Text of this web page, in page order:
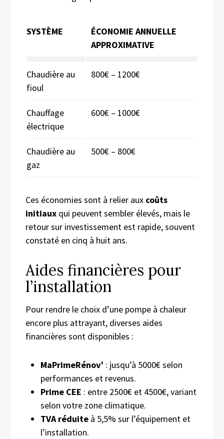
SYSTÈME
ÉCONOMIE ANNUELLE
APPROXIMATIVE
Chaudière au
fioul
800€ – 1200€
Chauffage
électrique
600€ – 1000€
Chaudière au
gaz
500€ – 800€
Ces économies sont à relier aux coûts
initiaux qui peuvent sembler élevés, mais le
retour sur investissement est rapide, souvent
constaté en cinq à huit ans.
Aides financières pour
l’installation
Pour rendre le choix d’une pompe à chaleur
encore plus attrayant, diverses aides
financières sont disponibles :
MaPrimeRénov’ : jusqu’à 5000€ selon
performances et revenus.
Prime CEE : entre 2500€ et 4500€, variant
selon votre zone climatique.
TVA réduite à 5,5% sur l’équipement et
l’installation.